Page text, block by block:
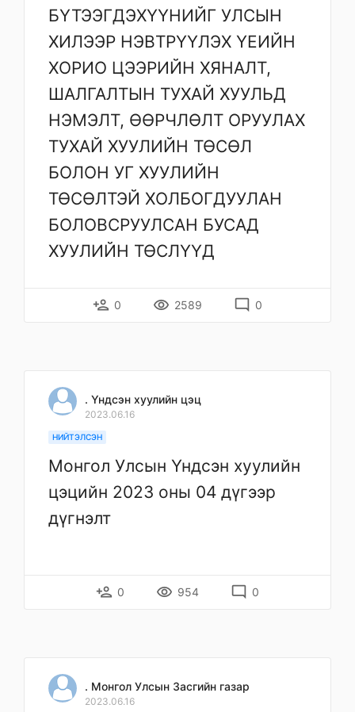
БҮТЭЭГДЭХҮҮНИЙГ УЛСЫН
ХИЛЭЭР НЭВТРҮҮЛЭХ ҮЕИЙН
ХОРИО ЦЭЭРИЙН ХЯНАЛТ,
ШАЛГАЛТЫН ТУХАЙ ХУУЛЬД
НЭМЭЛТ, ӨӨРЧЛӨЛТ ОРУУЛАХ
ТУХАЙ ХУУЛИЙН ТӨСӨЛ
БОЛОН УГ ХУУЛИЙН
ТӨСӨЛТЭЙ ХОЛБОГДУУЛАН
БОЛОВСРУУЛСАН БУСАД
ХУУЛИЙН ТӨСЛҮҮД
person_add 0 remove_red_eye 2589 mode_comment 0
. Үндсэн хуулийн цэц
2023.06.16
НИЙТЭЛСЭН
Монгол Улсын Үндсэн хуулийн
цэцийн 2023 оны 04 дүгээр
дүгнэлт
person_add 0 remove_red_eye 954 mode_comment 0
. Монгол Улсын Засгийн газар
2023.06.16